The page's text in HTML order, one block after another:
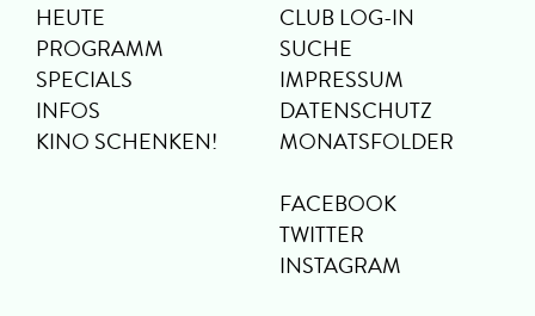
HEUTE
PROGRAMM
SPECIALS
INFOS
KINO SCHENKEN!
CLUB LOG-IN
SUCHE
IMPRESSUM
DATENSCHUTZ
MONATSFOLDER
FACEBOOK
TWITTER
INSTAGRAM